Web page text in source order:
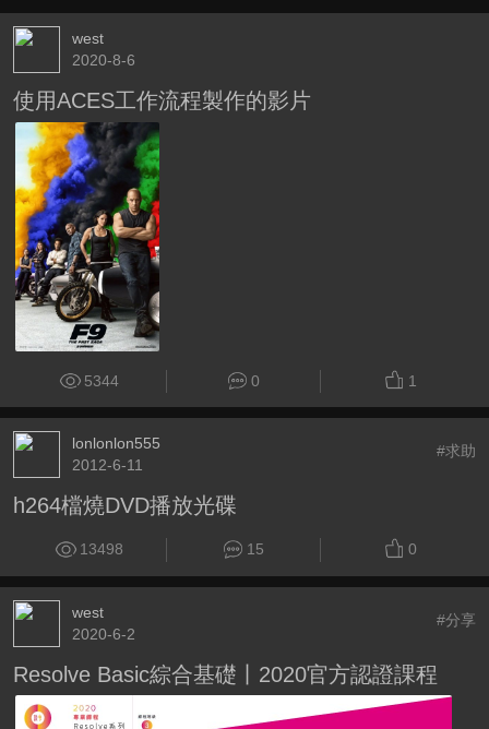
west
2020-8-6
使用ACES工作流程製作的影片
5344 0 1
lonlonlon555
2012-6-11
#求助
h264檔燒DVD播放光碟
13498 15 0
west
2020-6-2
#分享
Resolve Basic綜合基礎丨2020官方認證課程